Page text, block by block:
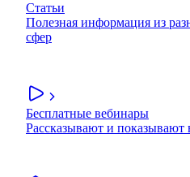
Статьи
Полезная информация из
сфер
Бесплатные вебинары
Рассказывают и показывают